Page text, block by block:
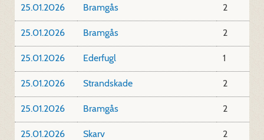
25.01.2026 Bramgås 2
25.01.2026 Bramgås 2
25.01.2026 Ederfugl 1
25.01.2026 Strandskade 2
25.01.2026 Bramgås 2
25.01.2026 Skarv 2